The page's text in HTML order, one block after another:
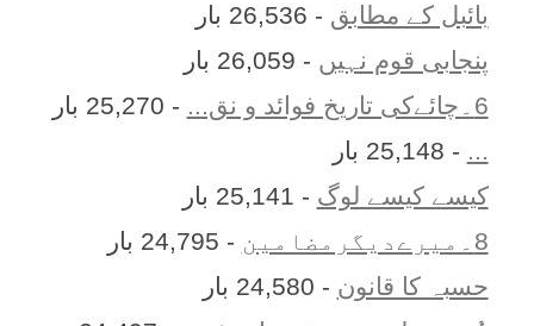
بائبل کے مطابق - 26,536 بار
پنجابی قوم نہیں - 26,059 بار
6۔چائےکی تاریخ فوائد و نق...
- 25,270 بار
... - 25,148 بار
کیسے کیسے لوگ - 25,141 بار
8۔میرےدیگرمضامین
- 24,795 بار
حسبہ کا قانون - 24,580 بار